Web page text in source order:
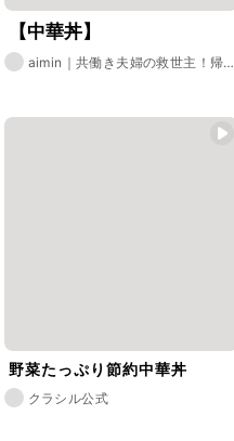
【中華丼】
aimin｜共働き夫婦の救世主！帰宅
野菜たっぷり節約中華丼
クラシル公式